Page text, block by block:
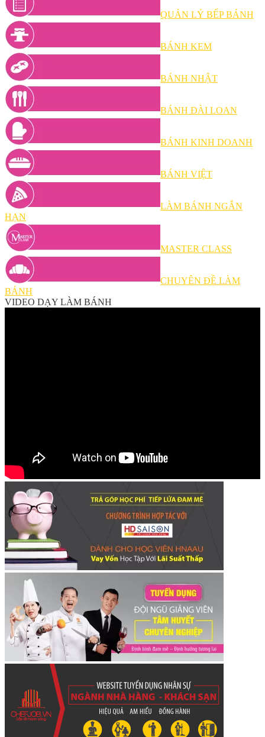
QUẢN LÝ BẾP BÁNH
BÁNH KEM
BÁNH NHẬT
BÁNH ĐÀI LOAN
BÁNH KINH DOANH
BÁNH VIỆT
LÀM BÁNH NGẮN
HẠN
MASTER CLASS
CHUYÊN ĐỀ LÀM
BÁNH
VIDEO DẠY LÀM BÁNH